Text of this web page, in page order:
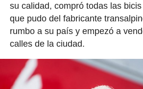
su calidad, compró todas las
que pudo del fabricante
rumbo a su país y empezó a
calles de la ciudad.